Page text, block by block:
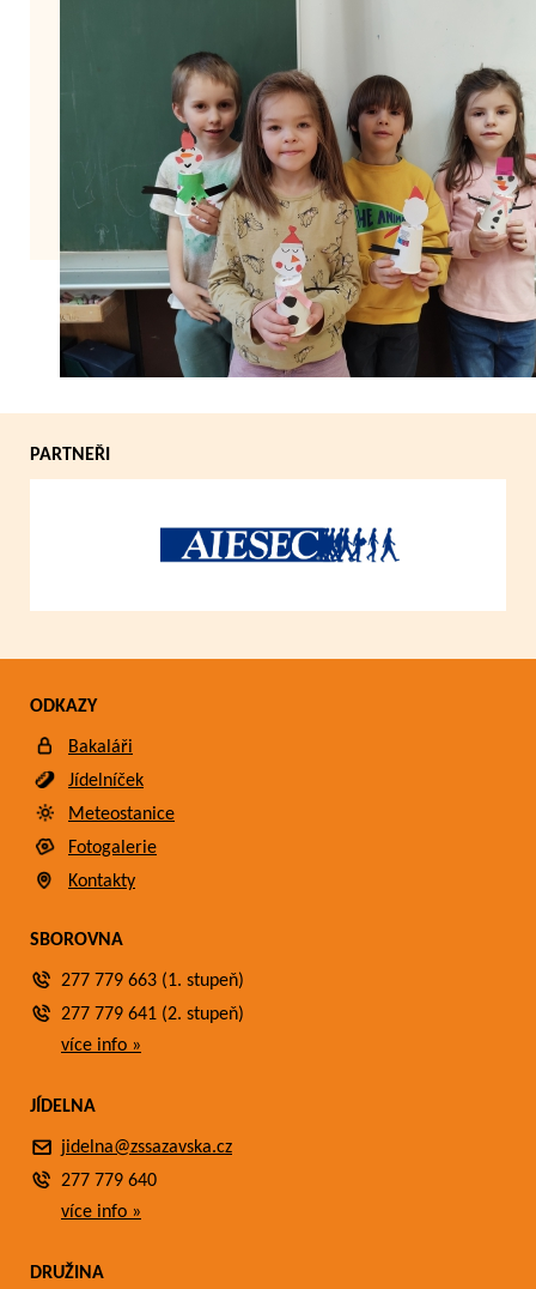
Zpět
PARTNEŘI
ODKAZY
Bakaláři
Jídelníček
Meteostanice
Fotogalerie
Kontakty
SBOROVNA
277 779 663 (1. stupeň)
277 779 641 (2. stupeň)
více info »
JÍDELNA
jidelna@zssazavska.cz
277 779 640
více info »
DRUŽINA